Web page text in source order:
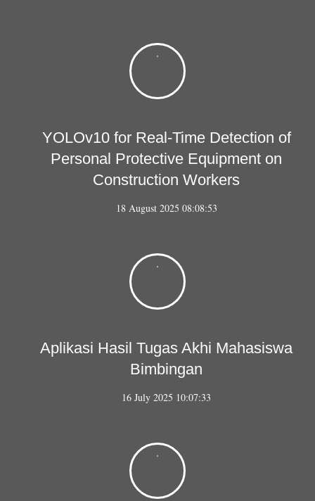
YOLOv10 for Real-Time Detection of
Personal Protective Equipment on
Construction Workers
18 August 2025 08:08:53
Aplikasi Hasil Tugas Akhi Mahasiswa
Bimbingan
16 July 2025 10:07:33